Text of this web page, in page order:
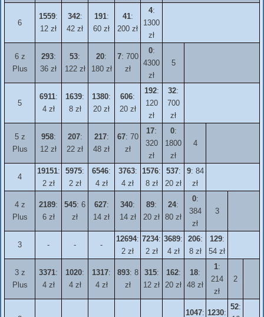
6
1559:
12 zł
342:
42 zł
191:
60 zł
41:
200 zł
4:
1300
zł
6 z
Plus
293:
36 zł
53:
122 zł
20:
180 zł
7: 700
zł
0:
4300
zł
5
5
6911:
4 zł
1639:
8 zł
1380:
20 zł
606:
20 zł
192:
120
zł
32:
700
zł
5 z
Plus
958:
12 zł
207:
22 zł
217:
48 zł
67: 70
zł
17:
320
zł
0:
1800
zł
4
4
19151:
2 zł
5975:
2 zł
6546:
4 zł
3763:
4 zł
1576:
8 zł
537:
20 zł
9: 84
zł
4 z
Plus
2189:
6 zł
545: 6
zł
627:
14 zł
340:
14 zł
89:
20 zł
24:
80 zł
0:
384
zł
3
3 - - -
12694:
2 zł
7234:
2 zł
3689:
4 zł
206:
8 zł
129:
54 zł
3 z
Plus
3371:
4 zł
1020:
4 zł
1317:
4 zł
893: 8
zł
315:
12 zł
162:
20 zł
18:
48 zł
1:
214
zł
2
1047: 1230:
52: